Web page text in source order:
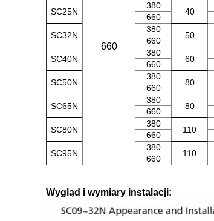
660
SC25N
380
40
660
SC32N
380
50
660
SC40N
380
60
660
SC50N
380
80
660
SC65N
380
80
660
SC80N
380
110
660
SC95N
380
110
660
Wygląd i wymiary instalacji: